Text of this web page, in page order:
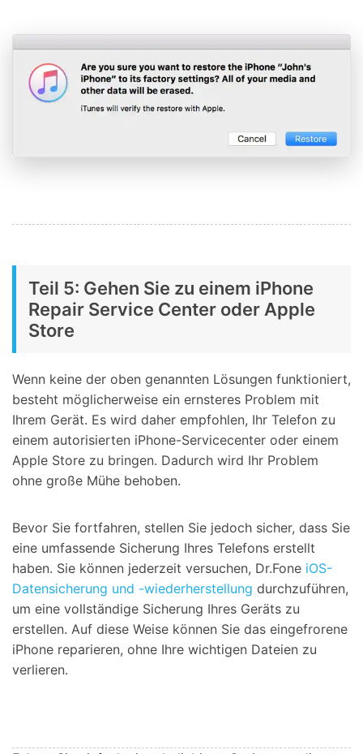
Teil 5: Gehen Sie zu einem iPhone
Repair Service Center oder Apple
Store
Wenn keine der oben genannten Lösungen funktioniert,
besteht möglicherweise ein ernsteres Problem mit
Ihrem Gerät. Es wird daher empfohlen, Ihr Telefon zu
einem autorisierten iPhone-Servicecenter oder einem
Apple Store zu bringen. Dadurch wird Ihr Problem
ohne große Mühe behoben.
Bevor Sie fortfahren, stellen Sie jedoch sicher, dass Sie
eine umfassende Sicherung Ihres Telefons erstellt
haben. Sie können jederzeit versuchen, Dr.Fone iOS-
Datensicherung und -wiederherstellung durchzuführen,
um eine vollständige Sicherung Ihres Geräts zu
erstellen. Auf diese Weise können Sie das eingefrorene
iPhone reparieren, ohne Ihre wichtigen Dateien zu
verlieren.